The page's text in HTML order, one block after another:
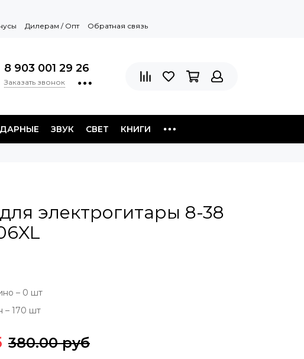
Дилерам / Опт Обратная связь
8 903 001 29 26
Заказать звонок
ЗВУК СВЕТ КНИГИ
электрогитары 8-38
– 0 шт
– 170 шт
380.00 руб